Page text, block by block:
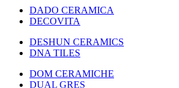
DADO CERAMICA
DECOVITA
DESHUN CERAMICS
DNA TILES
DOM CERAMICHE
DUAL GRES